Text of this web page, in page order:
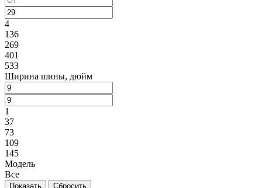
4
136
269
401
533
Ширина шины, дюйм
1
37
73
109
145
Модель
Все